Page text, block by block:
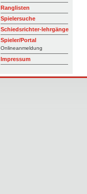
Ranglisten
Spielersuche
Schiedsrichter-lehrgänge
Spieler/Portal
Onlineanmeldung
Impressum